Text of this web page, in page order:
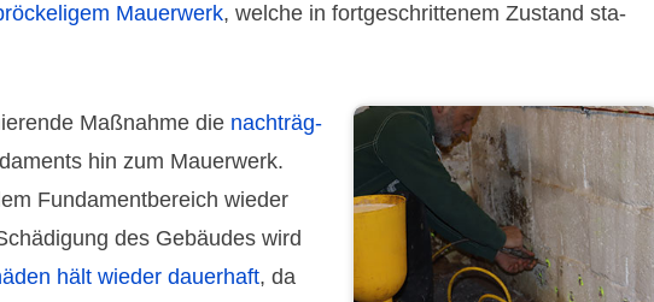
Mauer­werk, welche in fortge­schrit­tenem Zustand sta­
Maß­nahme die nach­träg­
hin zum Mauer­werk.
Funda­ment­bereich wieder
des Gebäudes wird
hält wieder dauer­haft, da